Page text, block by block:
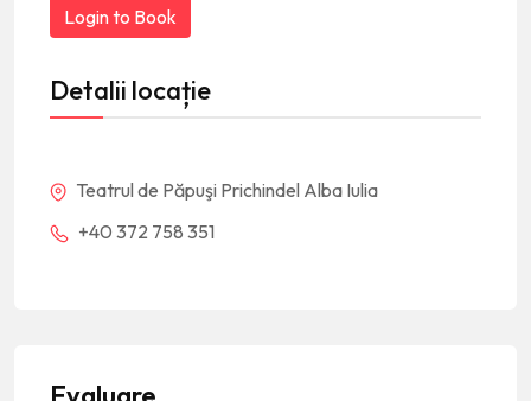
Login to Book
Detalii locație
Teatrul de Păpuşi Prichindel Alba Iulia
+40 372 758 351